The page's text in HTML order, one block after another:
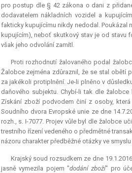
pro postup dle § 42 zákona o dani z
dodavatelem nákladních vozidel a
fakticky kupujícímu nikdy nedodal. Poukázal
kupujícím), neboť skutkový stav je od stavu
však jeho odvolání zamítl.
Proti rozhodnutí žalovaného podal
Žalobce zejména zdůraznil, že se stal obětí
za jakékoli protiplnění. Je-li plněno v
daňového subjektu. Chybí-li tak dle
Získání zboží podvodem činí z osoby,
Soudního dvora Evropské unie ze dne
rozh., s. I-7077. Projev vůle byl dle žalobce
trestního řízení vedeného o předmětné
názoru charakter předběžné otázky ve
Krajský soud rozsudkem ze dne
jasně vymezila pojem "dodání zboží" pro